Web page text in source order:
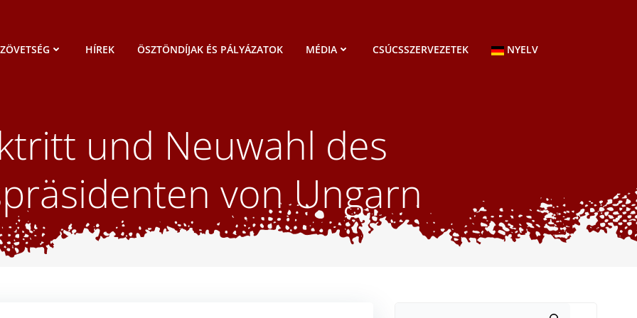
HÍREK ÖSZTÖNDÍJAK ÉS PÁLYÁZATOK MÉDIA CSÚCSSZERVEZETEK NYELV
und Neuwahl des
von Ungarn